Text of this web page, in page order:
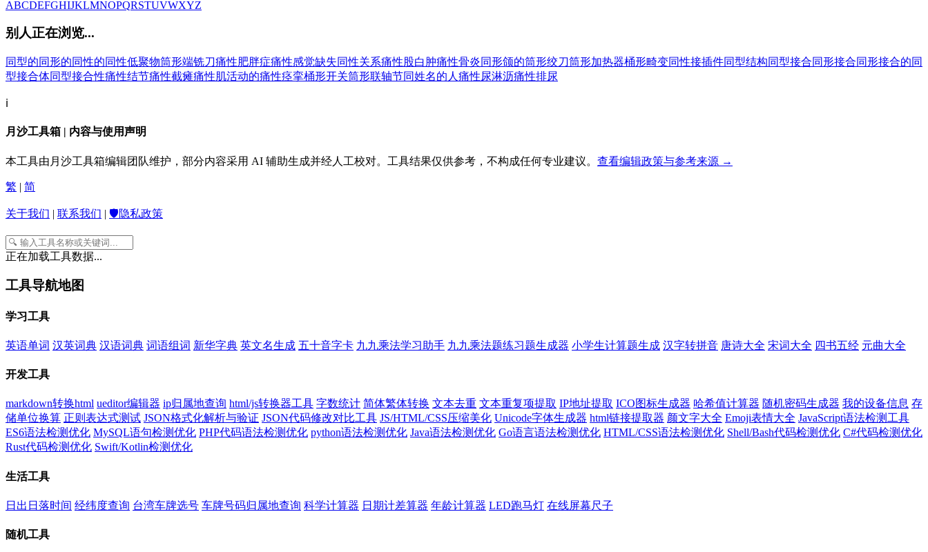
ABCDEFGHIJKLMNOPQRSTUVWXYZ
别人正在浏览...
同型的同形的同性的同性低聚物筒形端铣刀痛性肥胖症痛性感觉缺失同性关系痛性股白肿痛性骨炎同形颌的筒形绞刀筒形加热器桶形畸变同性接插件同型结构同型接合同形接合同形接合的同
型接合体同型接合性痛性结节痛性截瘫痛性肌活动的痛性痉挛桶形开关筒形联轴节同姓名的人 痛性尿淋沥痛性排尿
ℹ️
月沙工具箱 | 内容与使用声明
本工具由月沙工具箱编辑团队维护，部分内容采用 AI 辅助生成并经人工校对。工具结果仅供参考，不构成任何专业建议。 查看编辑政策与参考来源 →
繁 | 简
关于我们 | 联系我们 | 🛡️隐私政策
正在加载工具数据...
工具导航地图
学习工具
英语单词 汉英词典 汉语词典 词语组词 新华字典 英文名生成 五十音字卡 九九乘法学习助手 九九乘法题练习题生成器 小学生计算题生成 汉字转拼音 唐诗大全 宋词大全 四书五经 元曲大全
开发工具
markdown转换html ueditor编辑器 ip归属地查询 html/js转换器工具 字数统计 简体繁体转换 文本去重 文本重复项提取 IP地址提取 ICO图标生成器 哈希值计算器 随机密码生成器 我的设备信息 存
储单位换算 正则表达式测试 JSON格式化解析与验证 JSON代码修改对比工具 JS/HTML/CSS压缩美化 Unicode字体生成器 html链接提取器 颜文字大全 Emoji表情大全 JavaScript语法检测工具
ES6语法检测优化 MySQL语句检测优化 PHP代码语法检测优化 python语法检测优化 Java语法检测优化 Go语言语法检测优化 HTML/CSS语法检测优化 Shell/Bash代码检测优化 C#代码检测优化
Rust代码检测优化 Swift/Kotlin检测优化
生活工具
日出日落时间 经纬度查询 台湾车牌选号 车牌号码归属地查询 科学计算器 日期计差算器 年龄计算器 LED跑马灯 在线屏幕尺子
随机工具